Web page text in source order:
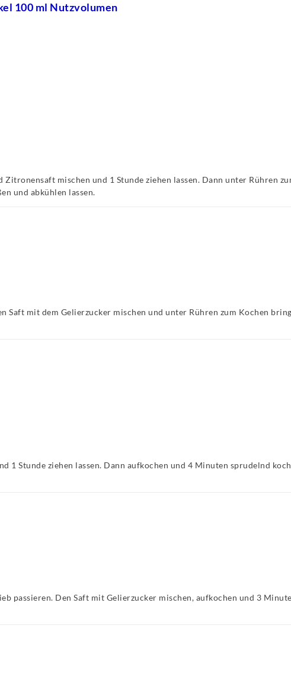
100 ml Nutzvolumen
mischen und 1 Stunde ziehen lassen. Dann unter Rühren
und abkühlen lassen.
Saft mit dem Gelierzucker mischen und unter Rühren zum Kochen
Stunde ziehen lassen. Dann aufkochen und 4 Minuten sprudelnd
passieren. Den Saft mit Gelierzucker mischen, aufkochen und 3